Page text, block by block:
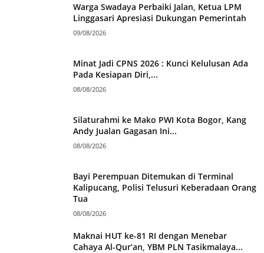
Warga Swadaya Perbaiki Jalan, Ketua LPM
Linggasari Apresiasi Dukungan Pemerintah
09/08/2026
Minat Jadi CPNS 2026 : Kunci Kelulusan Ada
Pada Kesiapan Diri,...
08/08/2026
Silaturahmi ke Mako PWI Kota Bogor, Kang
Andy Jualan Gagasan Ini...
08/08/2026
Bayi Perempuan Ditemukan di Terminal
Kalipucang, Polisi Telusuri Keberadaan Orang
Tua
08/08/2026
Maknai HUT ke-81 RI dengan Menebar
Cahaya Al-Qur’an, YBM PLN Tasikmalaya...